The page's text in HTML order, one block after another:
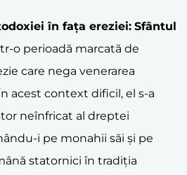
i în fața ereziei: Sfântul
o perioadă marcată de
care nega venerarea
acest context dificil, el s-a
neînfricat al dreptei
i pe monahii săi și pe
statornici în tradiția